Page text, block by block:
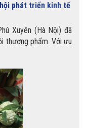
phát triển kinh tế
Xuyên (Hà Nội) đã
thương phẩm. Với ưu